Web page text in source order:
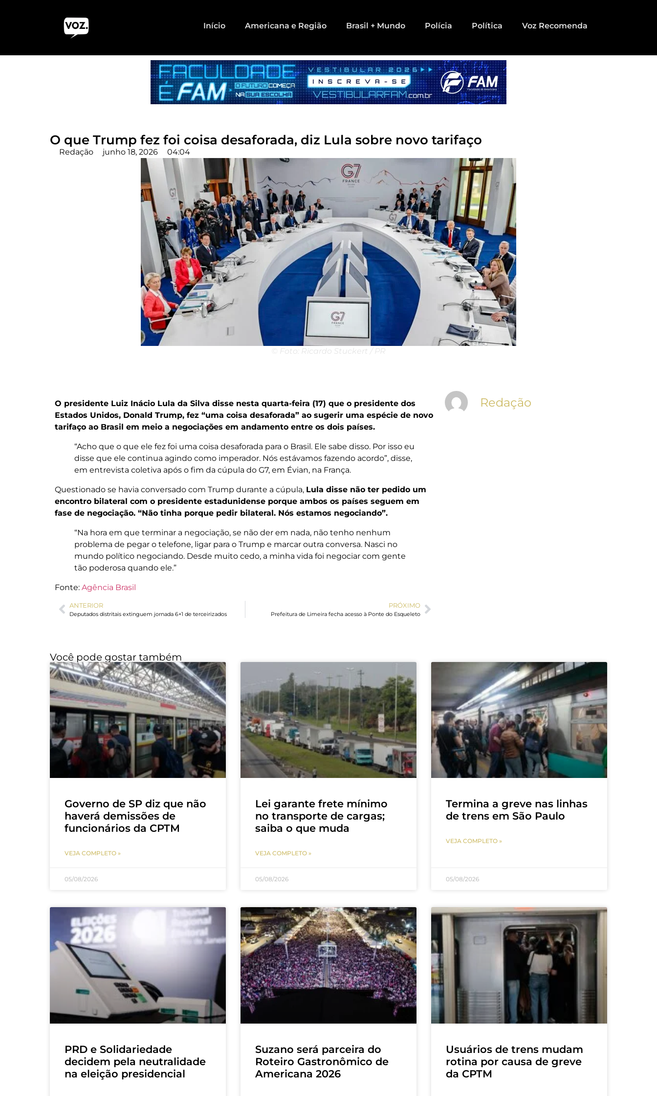
Início Americana e Região Brasil + Mundo Polícia Política Voz Recomenda
O que Trump fez foi coisa desaforada, diz Lula sobre novo tarifaço
Redação junho 18, 2026 04:04
© Foto: Ricardo Stuckert / PR
O presidente Luiz Inácio Lula da Silva disse nesta quarta-feira (17) que o presidente dos
Estados Unidos, Donald Trump, fez “uma coisa desaforada” ao sugerir uma espécie de novo
tarifaço ao Brasil em meio a negociações em andamento entre os dois países.
“Acho que o que ele fez foi uma coisa desaforada para o Brasil. Ele sabe disso. Por isso eu
disse que ele continua agindo como imperador. Nós estávamos fazendo acordo”, disse,
em entrevista coletiva após o fim da cúpula do G7, em Évian, na França.
Questionado se havia conversado com Trump durante a cúpula, Lula disse não ter pedido um
encontro bilateral com o presidente estadunidense porque ambos os países seguem em
fase de negociação. “Não tinha porque pedir bilateral. Nós estamos negociando”.
“Na hora em que terminar a negociação, se não der em nada, não tenho nenhum
problema de pegar o telefone, ligar para o Trump e marcar outra conversa. Nasci no
mundo político negociando. Desde muito cedo, a minha vida foi negociar com gente
tão poderosa quando ele.”
Fonte: Agência Brasil
ANTERIOR
Deputados distritais extinguem jornada 6×1 de terceirizados
PRÓXIMO
Prefeitura de Limeira fecha acesso à Ponte do Esqueleto
Redação
Você pode gostar também
Governo de SP diz que não
haverá demissões de
funcionários da CPTM
VEJA COMPLETO »
05/08/2026
Lei garante frete mínimo
no transporte de cargas;
saiba o que muda
VEJA COMPLETO »
05/08/2026
Termina a greve nas linhas
de trens em São Paulo
VEJA COMPLETO »
05/08/2026
PRD e Solidariedade
decidem pela neutralidade
na eleição presidencial
Suzano será parceira do
Roteiro Gastronômico de
Americana 2026
Usuários de trens mudam
rotina por causa de greve
da CPTM